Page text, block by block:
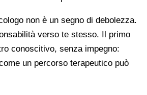
non è un segno di debolezza.
verso te stesso. Il primo
conoscitivo, senza impegno:
un percorso terapeutico può